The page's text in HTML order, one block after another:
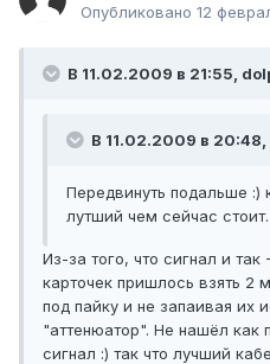
Опубликовано 12
В 11.02.2009 в 21:55,
В 11.02.2009 в 20:48,
Передвинуть подальше :)
лутший чем сейчас стоит.
Из-за того, что сигнал и
карточек пришлось взять 2
под пайку и не запаивая их
"аттенюатор". Не нашёл как
сигнал :) так что лучший